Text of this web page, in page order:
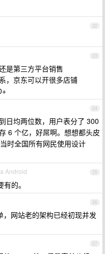
22
23
是第三方平台销售
，京东可以开很多店铺
24
日均两位数，用户表分了 300
6 个亿，好屌啊。想想都头皮
时全国所有网民使用设计
25
Android
的。
26
网站老的架构已经初现并发
27